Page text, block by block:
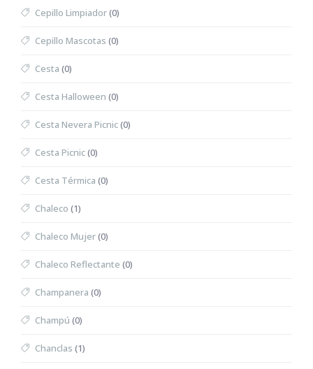
Cepillo Limpiador(0)
Cepillo Mascotas (0)
Cesta (0)
Cesta Halloween (0)
Cesta Nevera Picnic(0)
Cesta Picnic(0)
Cesta Térmica (0)
Chaleco (1)
Chaleco Mujer(0)
Chaleco Reflectante (0)
Champanera (0)
Champú (0)
Chanclas (1)